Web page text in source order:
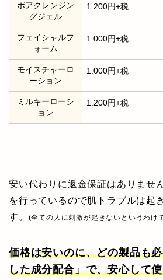
ポアクレンジン
グジェル
1.200円+税
フェイシャルフ
ォーム
1.000円+税
モイスチャーロ
ーション
1.000円+税
ミルキーローシ
ョン
1.200円+税
安い代わりに返金保証はありませ
を行っているので肌トラブルは起
す。
(全ての人に刺激が起きないというわけ
価格は安いのに、どの製品も
した成分配合」で、安心して